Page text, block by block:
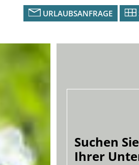
URLAUBSANFRAGE
Suchen
Ihrer